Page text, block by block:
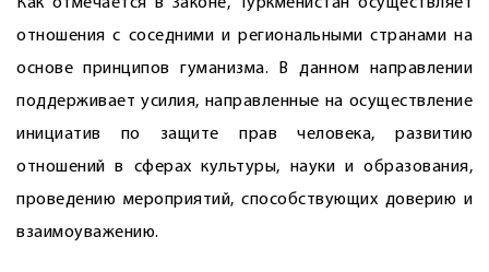
отношения с соседними и региональными странами на
основе принципов гуманизма. В данном направлении
поддерживает усилия, направленные на осуществление
инициатив по защите прав человека, развитию
отношений в сферах культуры, науки и образования,
проведению мероприятий, способствующих доверию и
взаимоуважению.